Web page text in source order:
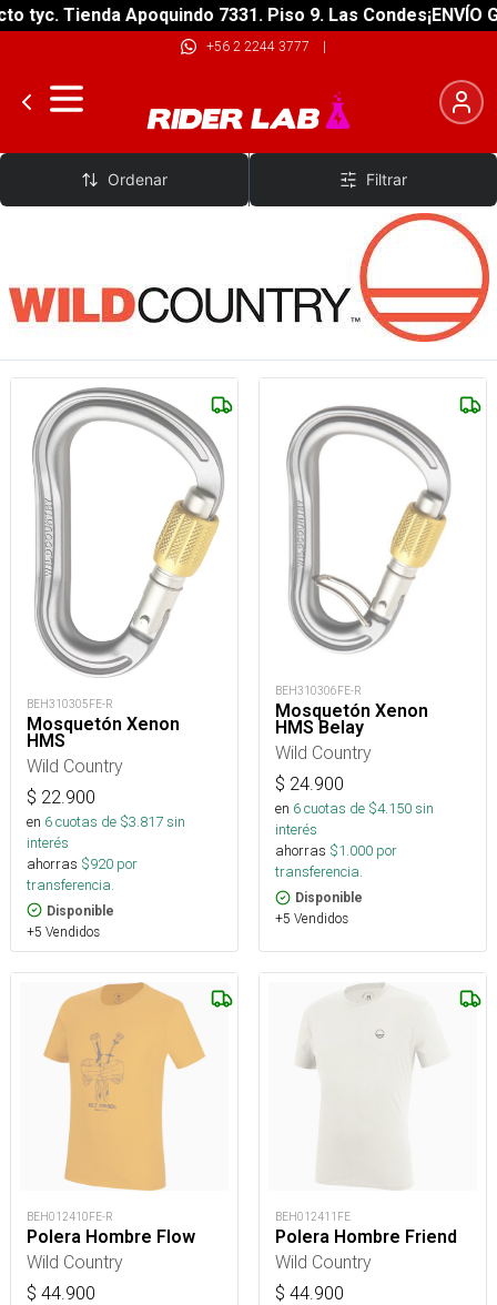
tyc. Tienda Apoquindo 7331. Piso 9. Las Condes¡ENVÍO
+56 2 2244 3777 |
Wild Country
Ordenar Filtrar
BEH310305FE-R
Mosquetón Xenon
HMS
Wild Country
$ 22.900
en 6cuotas de $3.817sin
interés
ahorras $920 por
transferencia.
Disponible
+5 Vendidos
BEH310306FE-R
Mosquetón Xenon
HMS Belay
Wild Country
$ 24.900
en 6cuotas de $4.150sin
interés
ahorras $1.000 por
transferencia.
Disponible
+5 Vendidos
BEH012410FE-R
Polera Hombre Flow
Wild Country
$ 44.900
BEH012411FE
Polera Hombre Friend
Wild Country
$ 44.900